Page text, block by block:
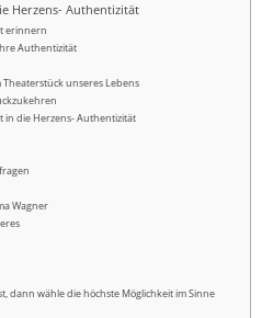
Herzens- Authentizität
erinnern
Authentizität
unseres Lebens
in die Herzens- Authentizität
Wagner
dann wähle die höchste Möglichkeit im Sinne